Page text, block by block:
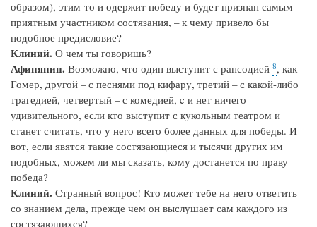
образом), этим-то и одержит победу и будет признан самым
приятным участником состязания, – к чему привело бы
подобное предисловие?
Клиний. О чем ты говоришь?
Афинянин. Возможно, что один выступит с рапсодией 8, как
Гомер, другой – с песнями под кифару, третий – с какой-либо
трагедией, четвертый – с комедией, c и нет ничего
удивительного, если кто выступит с кукольным театром и
станет считать, что у него всего более данных для победы. И
вот, если явятся такие состязающиеся и тысячи других им
подобных, можем ли мы сказать, кому достанется по праву
победа?
Клиний. Странный вопрос! Кто может тебе на него ответить
со знанием дела, прежде чем он выслушает сам каждого из
состязающихся?